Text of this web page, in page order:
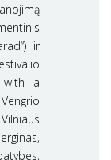
ir
with a